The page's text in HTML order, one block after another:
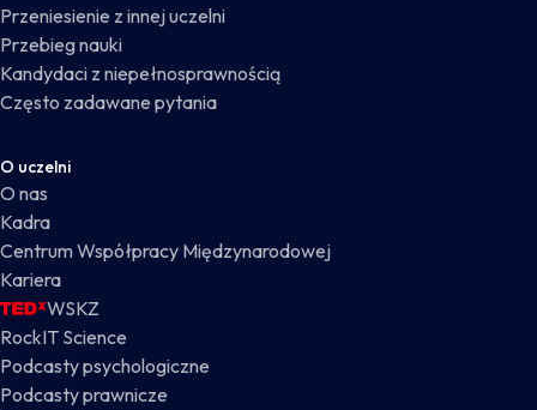
Przeniesienie z innej uczelni
Przebieg nauki
Kandydaci z niepełnosprawnością
Często zadawane pytania
O uczelni
O nas
Kadra
Centrum Współpracy Międzynarodowej
Kariera
WSKZ
RockIT Science
Podcasty psychologiczne
Podcasty prawnicze